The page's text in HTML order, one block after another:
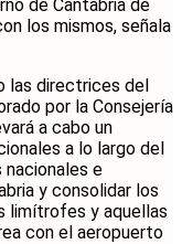
de Cantabria de
los mismos, señala
las directrices del
por la Consejería
a cabo un
a lo largo del
nacionales e
y consolidar los
limítrofes y aquellas
con el aeropuerto